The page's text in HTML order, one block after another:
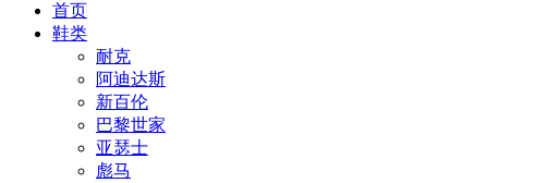
首页
鞋类
耐克
阿迪达斯
新百伦
巴黎世家
亚瑟士
彪马